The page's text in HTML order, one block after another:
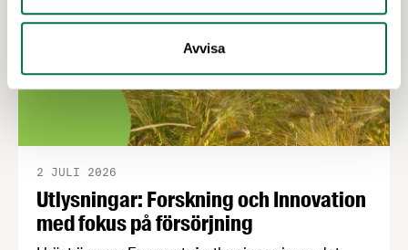
Avvisa
Utlysningar: Forskning och Innovation
med fokus på försörjning
2 JULI 2026